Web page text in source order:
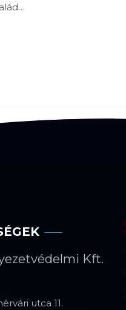
Kft.
utca 11.